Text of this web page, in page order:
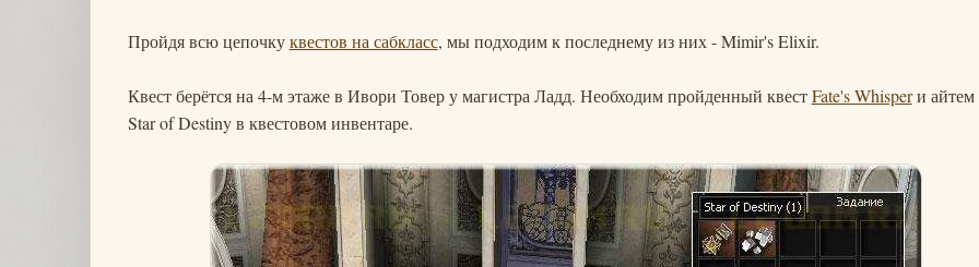
Пройдя всю цепочкуквестов на сабкласс, мы подходим к последнему из них - Mimir's Elixir.
Квест берётся на 4-м этаже в Ивори Товер у магистра Ладд. Необходим пройденный квестFate's Whisperи айтем
Star of Destiny в квестовом инвентаре.